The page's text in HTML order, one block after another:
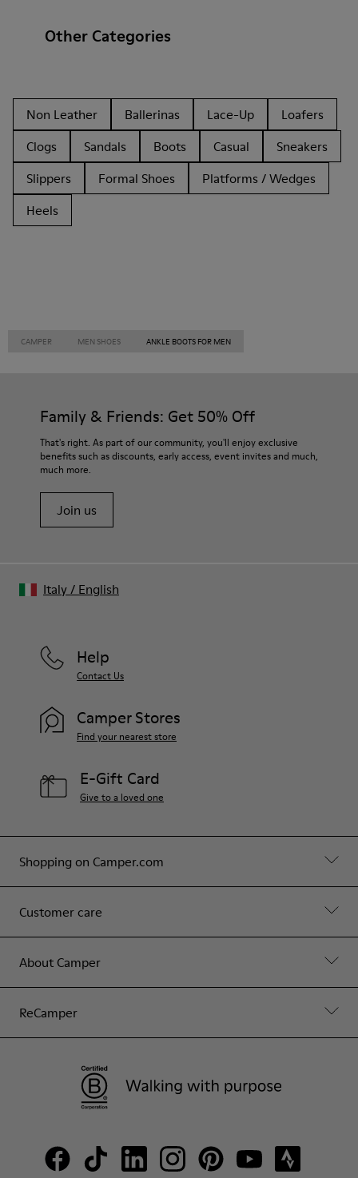
Other Categories
Non Leather Ballerinas Lace-Up
Loafers
Clogs
Sandals Boots Casual
Sneakers
Slippers
Formal Shoes
Platforms / Wedges
Heels
CAMPER MEN SHOES ANKLE BOOTS FOR MEN
Family & Friends: Get 50% Off
That's right. As part of our community, you'll enjoy exclusive
benefits such as discounts, early access, event invites and much,
much more.
Join us
Shopping on Camper.com
Customer care
About Camper
ReCamper
Help
Contact Us
Camper Stores
Find your nearest store
E-Gift Card
Give to a loved one
Italy/ English